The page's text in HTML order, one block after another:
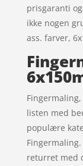
prisgaranti
ikke nogen
ass. farver,
listen med
populære
returret med